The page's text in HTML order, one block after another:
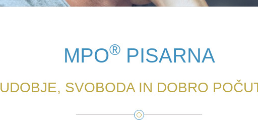
MPO®PISARNA
UDOBJE, SVOBODA IN DOBRO